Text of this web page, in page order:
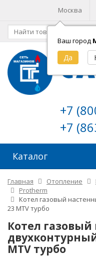
Москва
Ваш город
+7
+7
Каталог
Главная Отопление
Protherm
Котел газовый
23 MTV турбо
Котел
MTV турбо